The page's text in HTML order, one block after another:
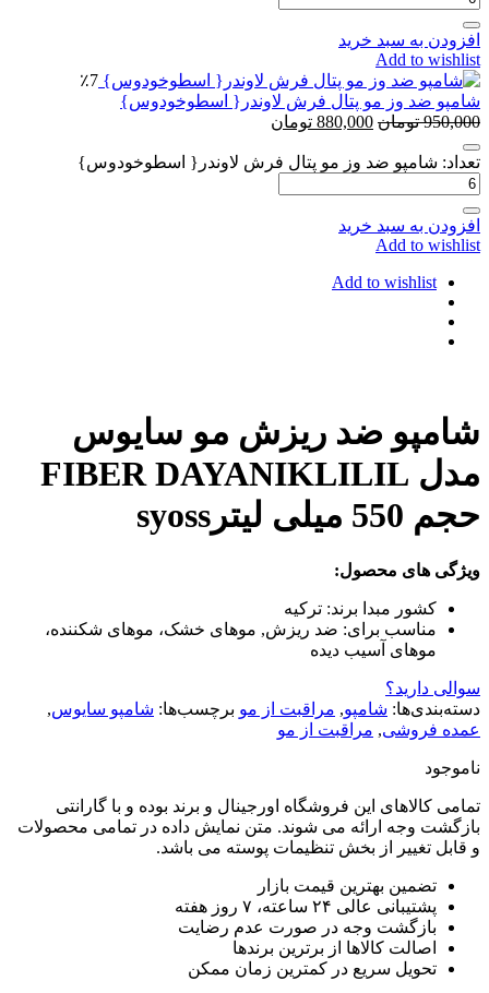
افزودن به سبد خرید
Add to wishlist
٪7
شامپو ضد وز مو پتال فرش لاوندر{ اسطوخودوس}
950,000 تومان 880,000 تومان
تعداد: شامپو ضد وز مو پتال فرش لاوندر{ اسطوخودوس}
افزودن به سبد خرید
Add to wishlist
Add to wishlist
شامپو ضد ریزش مو سایوس
مدل FIBER DAYANIKLILIL
حجم 550 میلی لیترsyoss
ویژگی های محصول:
کشور مبدا برند: ترکیه
مناسب برای: ضد ریزش, موهای خشک، موهای شکننده،
موهای آسیب دیده
سوالی دارید؟
دسته‌بندی‌ها: شامپو, مراقبت از مو برچسب‌ها: شامپو سایوس,
عمده فروشی, مراقبت از مو
ناموجود
تمامی کالاهای این فروشگاه اورجینال و برند بوده و با گارانتی
بازگشت وجه ارائه می شوند. متن نمایش داده در تمامی محصولات
و قابل تغییر از بخش تنظیمات پوسته می باشد.
تضمین بهترین قیمت بازار
پشتیبانی عالی ۲۴ ساعته، ۷ روز هفته
بازگشت وجه در صورت عدم رضایت
اصالت کالاها از برترین برندها
تحویل سریع در کمترین زمان ممکن